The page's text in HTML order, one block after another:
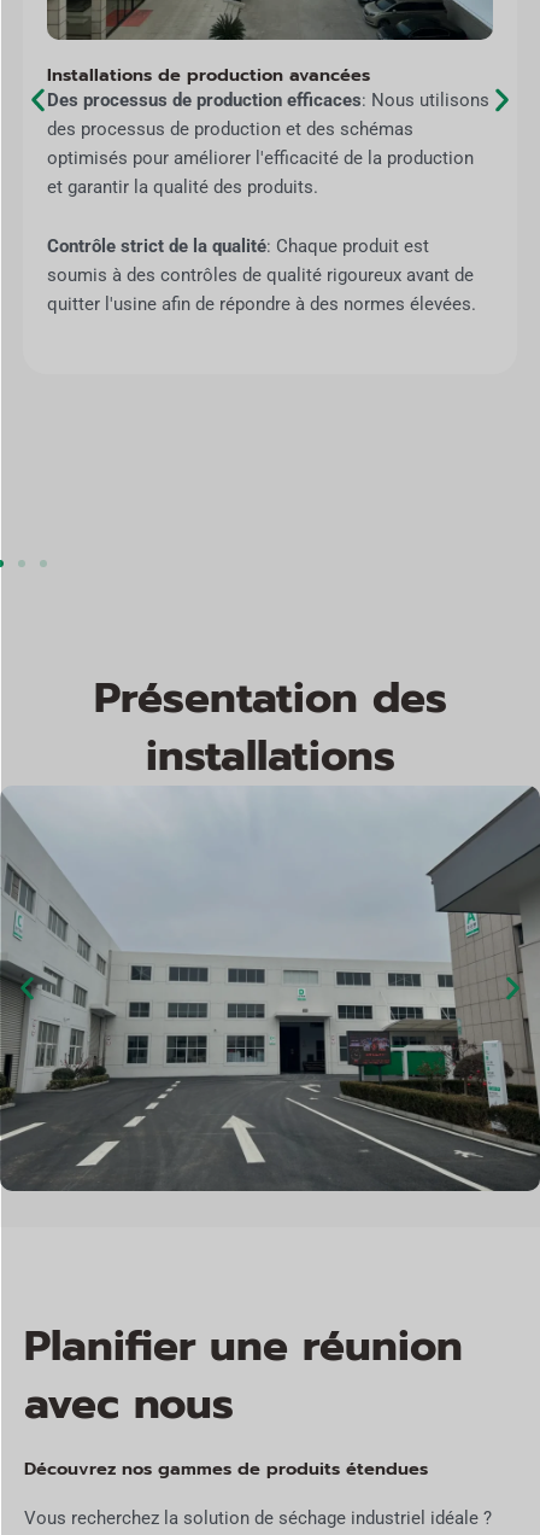
Installations de production avancées
Des processus de production efficaces: Nous utilisons
des processus de production et des schémas
optimisés pour améliorer l'efficacité de la production
et garantir la qualité des produits.
Contrôle strict de la qualité: Chaque produit est
soumis à des contrôles de qualité rigoureux avant de
quitter l'usine afin de répondre à des normes élevées.
Présentation des
installations
Planifier une réunion
avec nous
Découvrez nos gammes de produits étendues
Vous recherchez la solution de séchage industriel idéale ?